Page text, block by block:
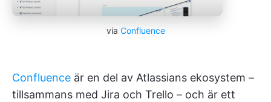
via Confluence
Confluence är en del av Atlassians ekosystem –
tillsammans med Jira och Trello – och är ett